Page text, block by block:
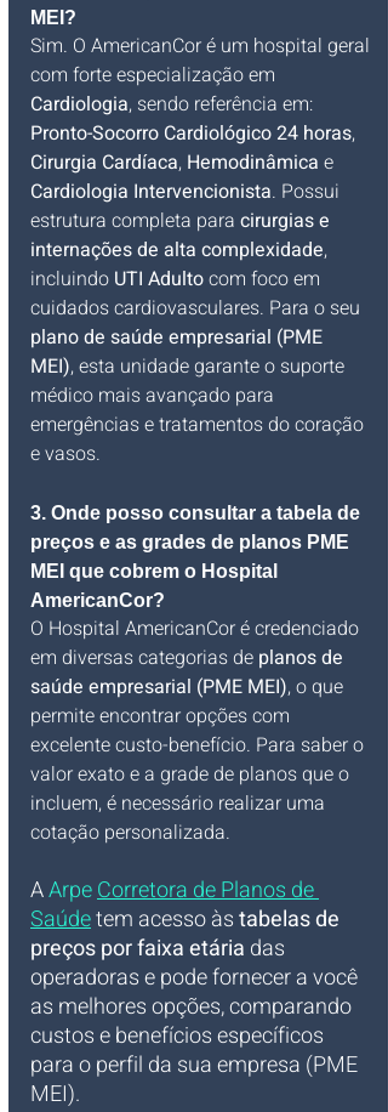
MEI?
Sim. O AmericanCor é um hospital geral
com forte especialização em
Cardiologia, sendo referência em:
Pronto-Socorro Cardiológico 24 horas,
Cirurgia Cardíaca, Hemodinâmica e
Cardiologia Intervencionista. Possui
estrutura completa para cirurgias e
internações de alta complexidade,
incluindo UTI Adulto com foco em
cuidados cardiovasculares. Para o seu
plano de saúde empresarial (PME
MEI), esta unidade garante o suporte
médico mais avançado para
emergências e tratamentos do coração
e vasos.
3. Onde posso consultar a tabela de
preços e as grades de planos PME
MEI que cobrem o Hospital
AmericanCor?
O Hospital AmericanCor é credenciado
em diversas categorias de planos de
saúde empresarial (PME MEI), o que
permite encontrar opções com
excelente custo-benefício. Para saber o
valor exato e a grade de planos que o
incluem, é necessário realizar uma
cotação personalizada.
A Arpe Corretora de Planos de
Saúde tem acesso às tabelas de
preços por faixa etária das
operadoras e pode fornecer a você
as melhores opções, comparando
custos e benefícios específicos
para o perfil da sua empresa (PME
MEI).